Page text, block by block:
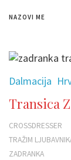
NAZOVI ME
Dalmacija
Transica
CROSSDRESSER
TRAŽIM
ZADRANKA